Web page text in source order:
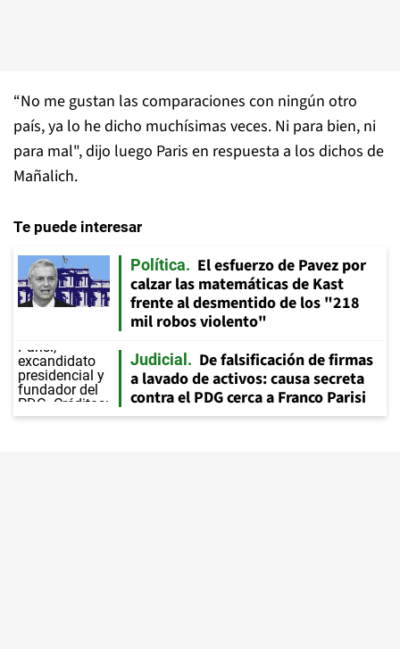
“No me gustan las comparaciones con ningún otro
país, ya lo he dicho muchísimas veces. Ni para bien, ni
para mal", dijo luego Paris en respuesta a los dichos de
Mañalich.
Te puede interesar
Política
El esfuerzo de Pavez por
calzar las matemáticas de Kast
frente al desmentido de los "218
mil robos violento"
Judicial
De falsificación de firmas
a lavado de activos: causa secreta
contra el PDG cerca a Franco Parisi